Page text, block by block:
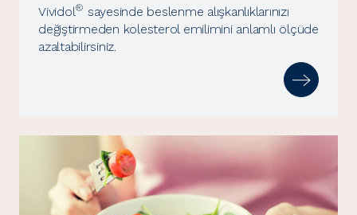
Vividol® sayesinde beslenme alışkanlıklarınızı
değiştirmeden kolesterol emilimini anlamlı ölçüde
azaltabilirsiniz.